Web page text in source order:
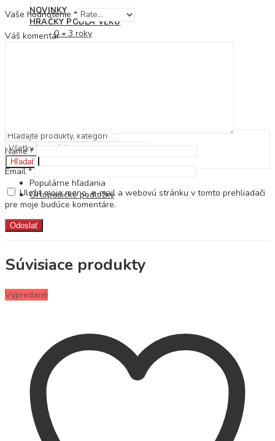
NOVINKY
HRAČKY PODĽA VEKU
0 – 3 roky
Hľadať
Populárne hľadania
Ortopedické podložky
Vaše hodnotenie *
Váš komentár*
Name*
Email*
Uložiť moje meno, e-mail a webovú stránku v tomto prehliadači
pre moje budúce komentáre.
Súvisiace produkty
Vypredané